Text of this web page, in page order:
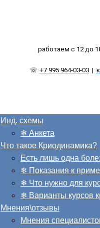
работаем с 12 до
☏ +7 995 964-03-03|
Инд. схемы
❄ Анкета
Что такое Криодинамика?
Есть лишь одна
❄ Показания к
❄ Что нужно для
❄ Варианты курсов
Мнения\отзывы
Мнения